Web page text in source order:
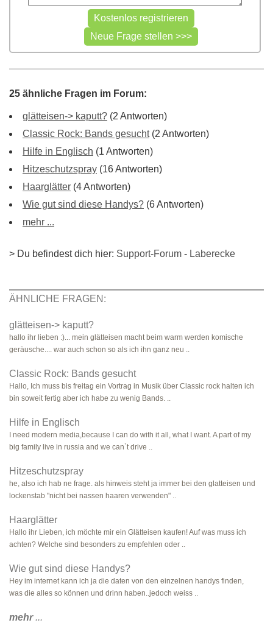
25 ähnliche Fragen im Forum:
glätteisen-> kaputt? (2 Antworten)
Classic Rock: Bands gesucht(2 Antworten)
Hilfe in Englisch (1 Antworten)
Hitzeschutzspray (16 Antworten)
Haarglätter (4 Antworten)
Wie gut sind diese Handys? (6 Antworten)
mehr ...
> Du befindest dich hier: Support-Forum - Laberecke
ÄHNLICHE FRAGEN:
glätteisen-> kaputt?
hallo ihr lieben :)... mein glätteisen macht beim warm werden komische
geräusche.... war auch schon so als ich ihn ganz neu ..
Classic Rock: Bands gesucht
Hallo, Ich muss bis freitag ein Vortrag in Musik über Classic rock halten ich
bin soweit fertig aber ich habe zu wenig Bands. ..
Hilfe in Englisch
I need modern media,because I can do with it all, what I want. A part of my
big family live in russia and we can`t drive ..
Hitzeschutzspray
he, also ich hab ne frage. als hinweis steht ja immer bei den glatteisen und
lockenstab "nicht bei nassen haaren verwenden" ..
Haarglätter
Hallo ihr Lieben, ich möchte mir ein Glätteisen kaufen! Auf was muss ich
achten? Welche sind besonders zu empfehlen oder ..
Wie gut sind diese Handys?
Hey im internet kann ich ja die daten von den einzelnen handys finden,
was die alles so können und drinn haben..jedoch weiss ..
mehr...